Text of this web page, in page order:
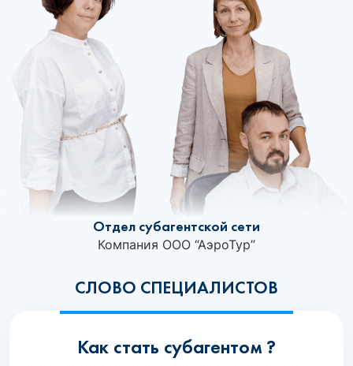
СЛОВО СПЕЦИАЛИСТОВ
Отдел субагентской сети
Компания ООО “АэроТур”
Как стать субагентом ?